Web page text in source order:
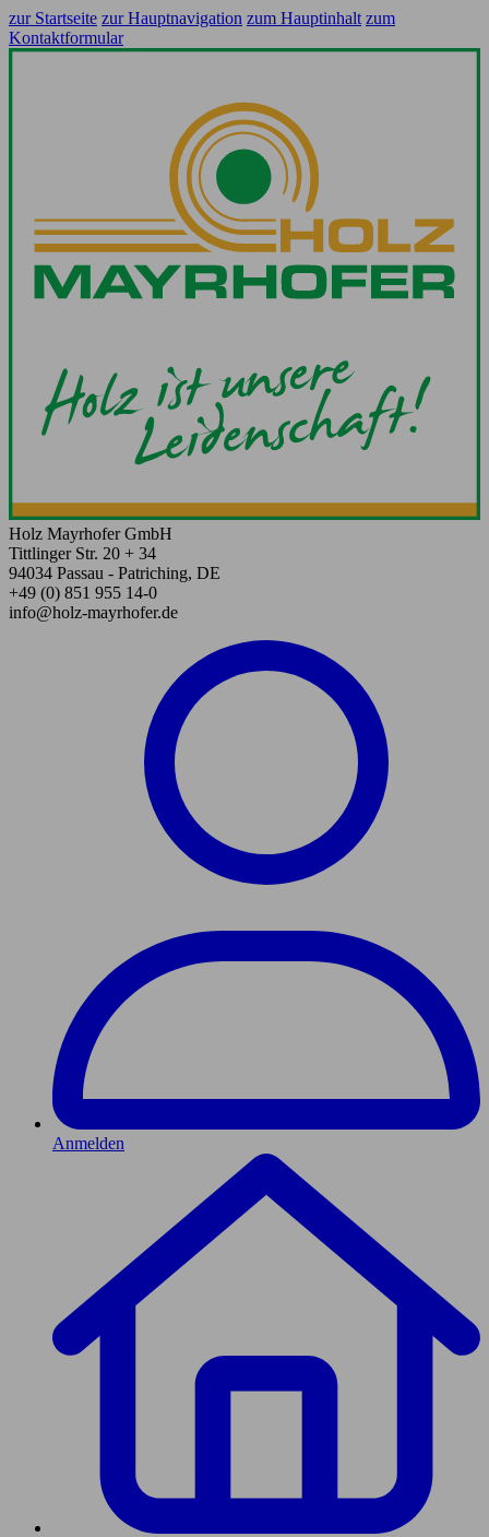
zur Startseite zur Hauptnavigation zum Hauptinhalt zum
Kontaktformular
Holz Mayrhofer GmbH
Tittlinger Str. 20 + 34
94034 Passau - Patriching, DE
+49 (0) 851 955 14-0
info@holz-mayrhofer.de
Anmelden